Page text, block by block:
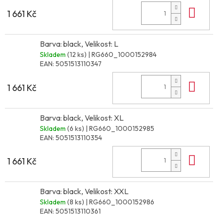
1 661 Kč
Barva: black, Velikost: L
Skladem (12 ks) | RG660_1000152984
EAN: 5051513110347
1 661 Kč
Barva: black, Velikost: XL
Skladem (6 ks) | RG660_1000152985
EAN: 5051513110354
1 661 Kč
Barva: black, Velikost: XXL
Skladem (8 ks) | RG660_1000152986
EAN: 5051513110361